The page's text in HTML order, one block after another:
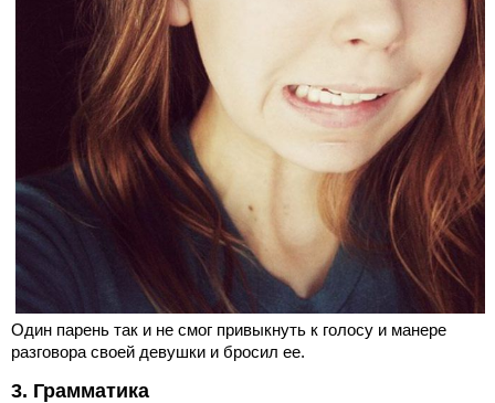
Один парень так и не смог привыкнуть к голосу и манере
разговора своей девушки и бросил ее.
3. Грамматика